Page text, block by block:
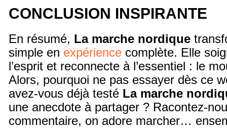
CONCLUSION INSPIRANTE
En résumé, La marche nordique
simple en expérience complète. Elle
l’esprit et reconnecte à l’essentiel : le
Alors, pourquoi ne pas essayer dès ce
avez-vous déjà testé La marche
une anecdote à partager ? Racontez-
commentaire, on adore marcher…